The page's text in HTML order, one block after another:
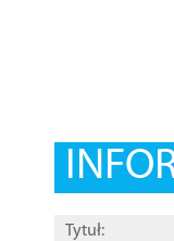
Tytuł: